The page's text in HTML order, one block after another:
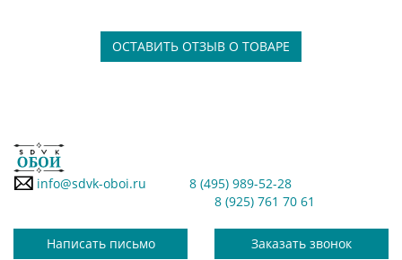
ОСТАВИТЬ ОТЗЫВ О ТОВАРЕ
info@sdvk-oboi.ru
8 (495) 989-52-28
8 (925) 761 70 61
Написать письмо Заказать звонок